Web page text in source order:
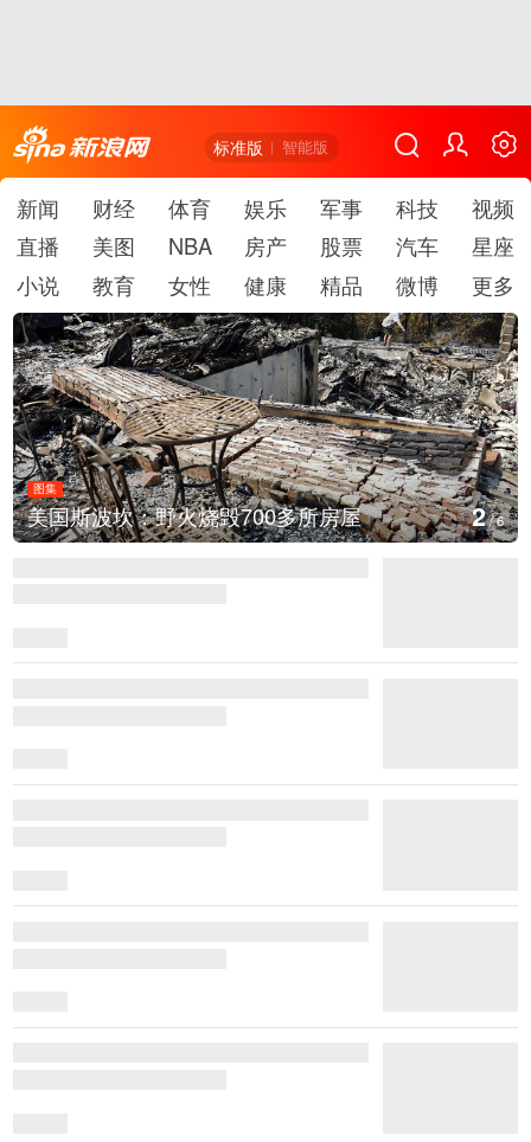
标准版 智能版
新闻 财经 体育 娱乐 军事 科技
视频
直播
美图 NBA 房产 股票 汽车
星座
小说
教育 女性 健康 精品 微博 更多
烧毁700多所房屋
图集
叙利亚：大马士
3/6